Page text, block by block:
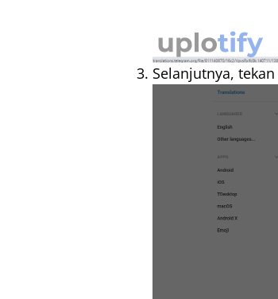
Selanjutnya, tekan